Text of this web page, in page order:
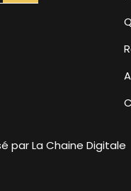
par La Chaine Digitale